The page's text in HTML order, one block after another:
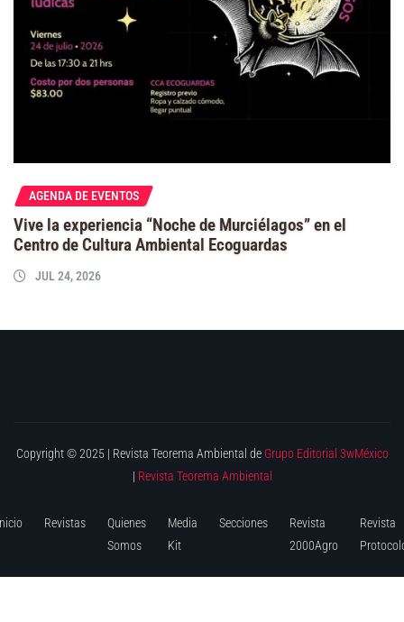
AGENDA DE EVENTOS
Vive la experiencia “Noche de Murciélagos” en el
Centro de Cultura Ambiental Ecoguardas
JUL 24, 2026
Copyright © 2025 | Revista Teorema Ambiental de Grupo Editorial 3wMéxico
| Revista Teorema Ambiental
Revistas
Quienes
Somos
Media
Kit
Secciones
Revista
2000Agro
Revista